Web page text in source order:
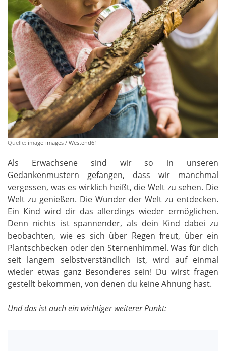
Quelle: imago images / Westend61
Als Erwachsene sind wir so in unseren
Gedankenmustern gefangen, dass wir manchmal
vergessen, was es wirklich heißt, die Welt zu sehen. Die
Welt zu genießen. Die Wunder der Welt zu entdecken.
Ein Kind wird dir das allerdings wieder ermöglichen.
Denn nichts ist spannender, als dein Kind dabei zu
beobachten, wie es sich über Regen freut, über ein
Plantschbecken oder den Sternenhimmel. Was für dich
seit langem selbstverständlich ist, wird auf einmal
wieder etwas ganz Besonderes sein! Du wirst fragen
gestellt bekommen, von denen du keine Ahnung hast.
Und das ist auch ein wichtiger weiterer Punkt: